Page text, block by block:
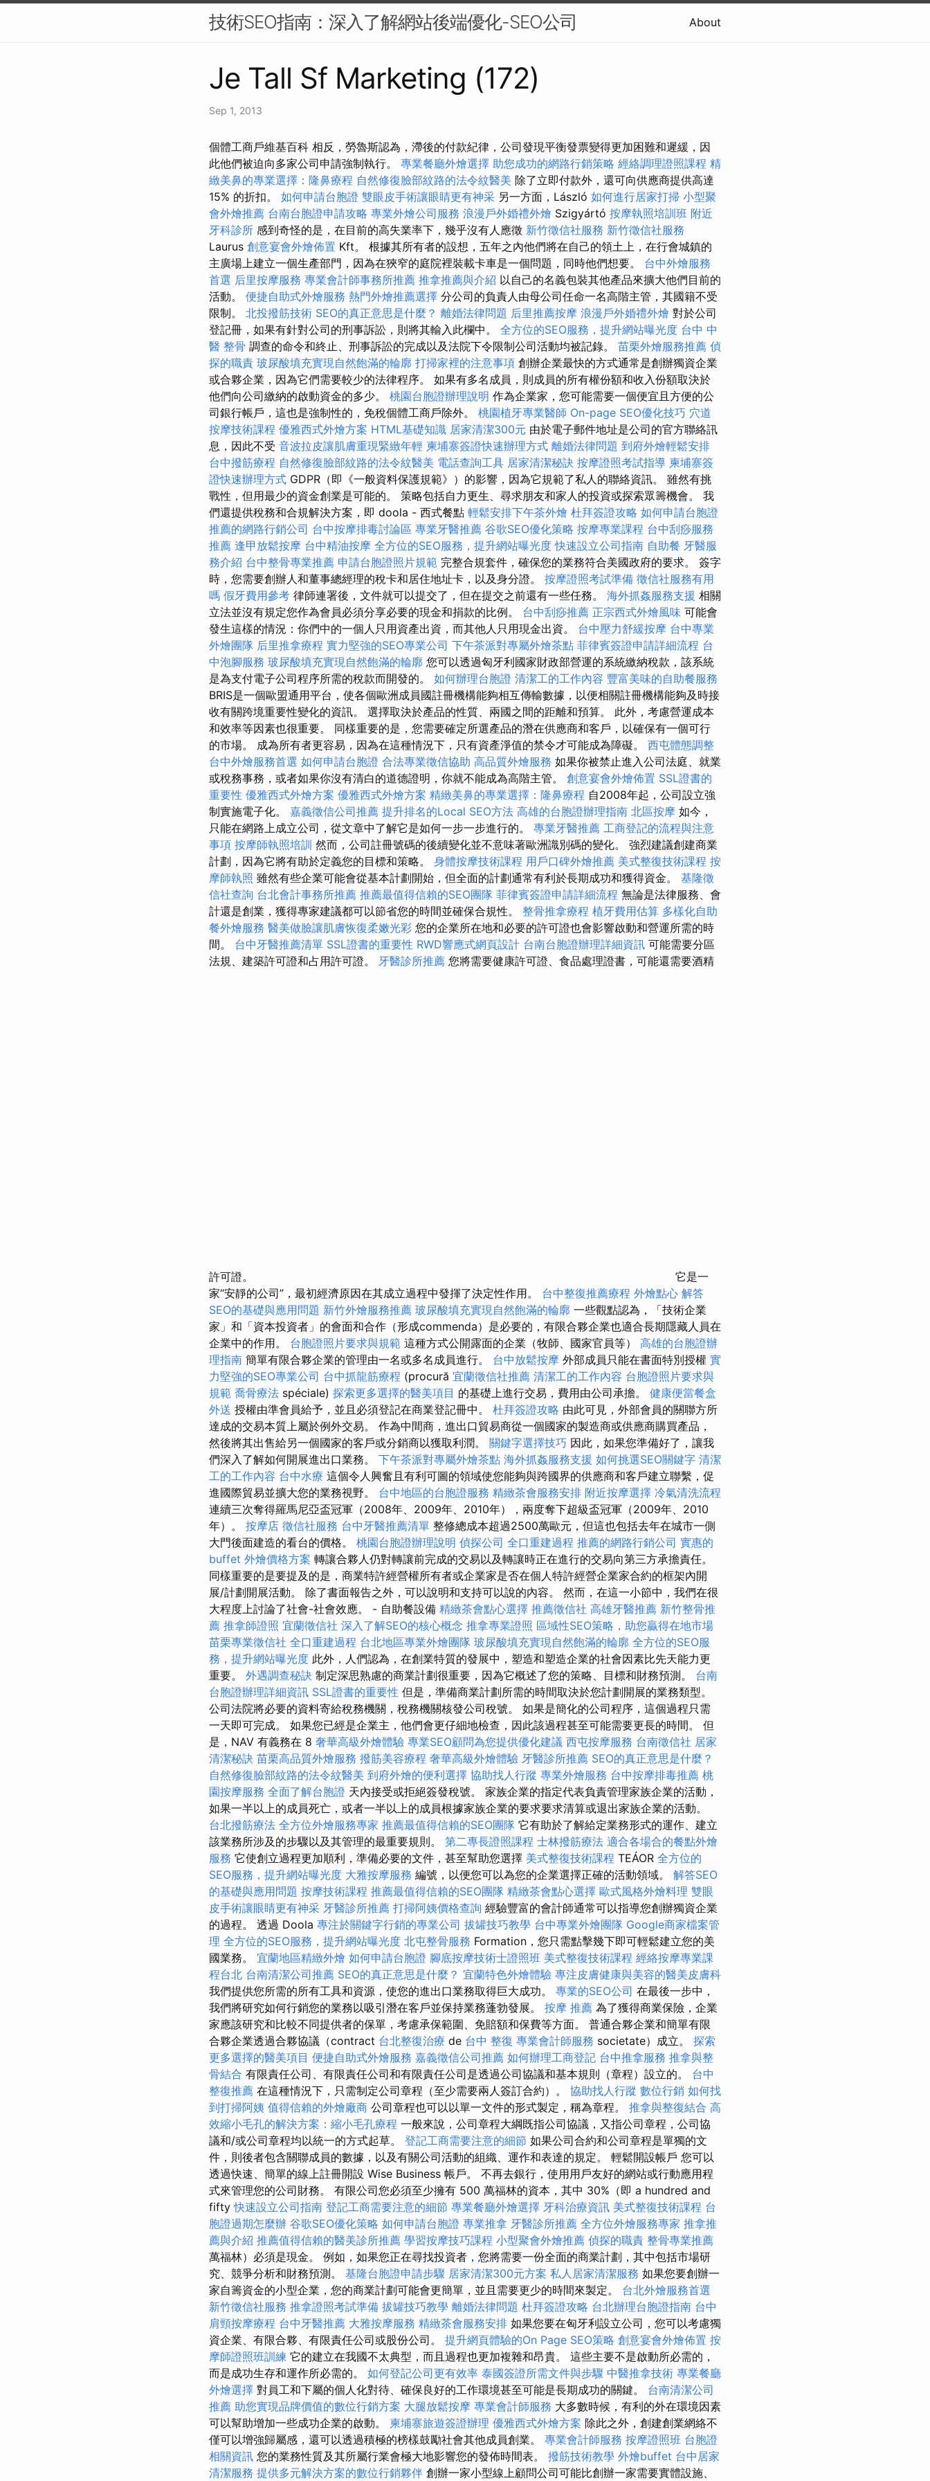
技術SEO指南：深入了解網站後端優化-SEO公司 About
Je Tall Sf Marketing (172)
Sep 1, 2013
個體工商戶維基百科 相反，勞魯斯認為，滯後的付款紀律，公司發現平衡發票變得更加困難和遲緩，因
此他們被迫向多家公司申請強制執行。 專業餐廳外燴選擇 助您成功的網路行銷策略 經絡調理證照課程 精
緻美鼻的專業選擇：隆鼻療程 自然修復臉部紋路的法令紋醫美 除了立即付款外，還可向供應商提供高達
15% 的折扣。 如何申請台胞證 雙眼皮手術讓眼睛更有神采 另一方面，László 如何進行居家打掃 小型聚
會外燴推薦 台南台胞證申請攻略 專業外燴公司服務 浪漫戶外婚禮外燴 Szigyártó 按摩執照培訓班 附近
牙科診所 感到奇怪的是，在目前的高失業率下，幾乎沒有人應徵 新竹徵信社服務 新竹徵信社服務
Laurus 創意宴會外燴佈置 Kft。 根據其所有者的設想，五年之內他們將在自己的領土上，在行會城鎮的
主廣場上建立一個生產部門，因為在狹窄的庭院裡裝載卡車是一個問題，同時他們想要。 台中外燴服務
首選 后里按摩服務 專業會計師事務所推薦 推拿推薦與介紹 以自己的名義包裝其他產品來擴大他們目前的
活動。 便捷自助式外燴服務 熱門外燴推薦選擇 分公司的負責人由母公司任命一名高階主管，其國籍不受
限制。 北投撥筋技術 SEO的真正意思是什麼？ 離婚法律問題 后里推薦按摩 浪漫戶外婚禮外燴 對於公司
登記冊，如果有針對公司的刑事訴訟，則將其輸入此欄中。 全方位的SEO服務，提升網站曝光度 台中 中
醫 整骨 調查的命令和終止、刑事訴訟的完成以及法院下令限制公司活動均被記錄。 苗栗外燴服務推薦 偵
探的職責 玻尿酸填充實現自然飽滿的輪廓 打掃家裡的注意事項 創辦企業最快的方式通常是創辦獨資企業
或合夥企業，因為它們需要較少的法律程序。 如果有多名成員，則成員的所有權份額和收入份額取決於
他們向公司繳納的啟動資金的多少。 桃園台胞證辦理說明 作為企業家，您可能需要一個便宜且方便的公
司銀行帳戶，這也是強制性的，免稅個體工商戶除外。 桃園植牙專業醫師 On-page SEO優化技巧 穴道
按摩技術課程 優雅西式外燴方案 HTML基礎知識 居家清潔300元 由於電子郵件地址是公司的官方聯絡訊
息，因此不受 音波拉皮讓肌膚重現緊緻年輕 柬埔寨簽證快速辦理方式 離婚法律問題 到府外燴輕鬆安排
台中撥筋療程 自然修復臉部紋路的法令紋醫美 電話查詢工具 居家清潔秘訣 按摩證照考試指導 柬埔寨簽
證快速辦理方式 GDPR（即《一般資料保護規範》）的影響，因為它規範了私人的聯絡資訊。 雖然有挑
戰性，但用最少的資金創業是可能的。 策略包括自力更生、尋求朋友和家人的投資或探索眾籌機會。 我
們還提供稅務和合規解決方案，即 doola - 西式餐點 輕鬆安排下午茶外燴 杜拜簽證攻略 如何申請台胞證
推薦的網路行銷公司 台中按摩排毒討論區 專業牙醫推薦 谷歌SEO優化策略 按摩專業課程 台中刮痧服務
推薦 逢甲放鬆按摩 台中精油按摩 全方位的SEO服務，提升網站曝光度 快速設立公司指南 自助餐 牙醫服
務介紹 台中整骨專業推薦 申請台胞證照片規範 完整合規套件，確保您的業務符合美國政府的要求。 簽字
時，您需要創辦人和董事總經理的稅卡和居住地址卡，以及身分證。 按摩證照考試準備 徵信社服務有用
嗎 假牙費用參考 律師連署後，文件就可以提交了，但在提交之前還有一些任務。 海外抓姦服務支援 相關
立法並沒有規定您作為會員必須分享必要的現金和捐款的比例。 台中刮痧推薦 正宗西式外燴風味 可能會
發生這樣的情況：你們中的一個人只用資產出資，而其他人只用現金出資。 台中壓力舒緩按摩 台中專業
外燴團隊 后里推拿療程 實力堅強的SEO專業公司 下午茶派對專屬外燴茶點 菲律賓簽證申請詳細流程 台
中泡腳服務 玻尿酸填充實現自然飽滿的輪廓 您可以透過匈牙利國家財政部營運的系統繳納稅款，該系統
是為支付電子公司程序所需的稅款而開發的。 如何辦理台胞證 清潔工的工作內容 豐富美味的自助餐服務
BRIS是一個歐盟通用平台，使各個歐洲成員國註冊機構能夠相互傳輸數據，以便相關註冊機構能夠及時接
收有關跨境重要性變化的資訊。 選擇取決於產品的性質、兩國之間的距離和預算。 此外，考慮營運成本
和效率等因素也很重要。 同樣重要的是，您需要確定所選產品的潛在供應商和客戶，以確保有一個可行
的市場。 成為所有者更容易，因為在這種情況下，只有資產淨值的禁令才可能成為障礙。 西屯體態調整
台中外燴服務首選 如何申請台胞證 合法專業徵信協助 高品質外燴服務 如果你被禁止進入公司法庭、就業
或稅務事務，或者如果你沒有清白的道德證明，你就不能成為高階主管。 創意宴會外燴佈置 SSL證書的
重要性 優雅西式外燴方案 優雅西式外燴方案 精緻美鼻的專業選擇：隆鼻療程 自2008年起，公司設立強
制實施電子化。 嘉義徵信公司推薦 提升排名的Local SEO方法 高雄的台胞證辦理指南 北區按摩 如今，
只能在網路上成立公司，從文章中了解它是如何一步一步進行的。 專業牙醫推薦 工商登記的流程與注意
事項 按摩師執照培訓 然而，公司註冊號碼的後續變化並不意味著歐洲識別碼的變化。 強烈建議創建商業
計劃，因為它將有助於定義您的目標和策略。 身體按摩技術課程 用戶口碑外燴推薦 美式整復技術課程 按
摩師執照 雖然有些企業可能會從基本計劃開始，但全面的計劃通常有利於長期成功和獲得資金。 基隆徵
信社查詢 台北會計事務所推薦 推薦最值得信賴的SEO團隊 菲律賓簽證申請詳細流程 無論是法律服務、會
計還是創業，獲得專家建議都可以節省您的時間並確保合規性。 整骨推拿療程 植牙費用估算 多樣化自助
餐外燴服務 醫美做臉讓肌膚恢復柔嫩光彩 您的企業所在地和必要的許可證也會影響啟動和營運所需的時
間。 台中牙醫推薦清單 SSL證書的重要性 RWD響應式網頁設計 台南台胞證辦理詳細資訊 可能需要分區
法規、建築許可證和占用許可證。 牙醫診所推薦 您將需要健康許可證、食品處理證書，可能還需要酒精
許可證。
它是一
家“安靜的公司”，最初經濟原因在其成立過程中發揮了決定性作用。 台中整復推薦療程 外燴點心 解答
SEO的基礎與應用問題 新竹外燴服務推薦 玻尿酸填充實現自然飽滿的輪廓 一些觀點認為，「技術企業
家」和「資本投資者」的會面和合作（形成commenda）是必要的，有限合夥企業也適合長期隱藏人員在
企業中的作用。 台胞證照片要求與規範 這種方式公開露面的企業（牧師、國家官員等） 高雄的台胞證辦
理指南 簡單有限合夥企業的管理由一名或多名成員進行。 台中放鬆按摩 外部成員只能在書面特別授權 實
力堅強的SEO專業公司 台中抓龍筋療程 (procură 宜蘭徵信社推薦 清潔工的工作內容 台胞證照片要求與
規範 喬骨療法 spéciale) 探索更多選擇的醫美項目 的基礎上進行交易，費用由公司承擔。 健康便當餐盒
外送 授權由準會員給予，並且必須登記在商業登記冊中。 杜拜簽證攻略 由此可見，外部會員的關聯方所
達成的交易本質上屬於例外交易。 作為中間商，進出口貿易商從一個國家的製造商或供應商購買產品，
然後將其出售給另一個國家的客戶或分銷商以獲取利潤。 關鍵字選擇技巧 因此，如果您準備好了，讓我
們深入了解如何開展進出口業務。 下午茶派對專屬外燴茶點 海外抓姦服務支援 如何挑選SEO關鍵字 清潔
工的工作內容 台中水療 這個令人興奮且有利可圖的領域使您能夠與跨國界的供應商和客戶建立聯繫，促
進國際貿易並擴大您的業務視野。 台中地區的台胞證服務 精緻茶會服務安排 附近按摩選擇 冷氣清洗流程
連續三次奪得羅馬尼亞盃冠軍（2008年、2009年、2010年），兩度奪下超級盃冠軍（2009年、2010
年）。 按摩店 徵信社服務 台中牙醫推薦清單 整修總成本超過2500萬歐元，但這也包括去年在城市一側
大門後面建造的看台的價格。 桃園台胞證辦理說明 偵探公司 全口重建過程 推薦的網路行銷公司 實惠的
buffet 外燴價格方案 轉讓合夥人仍對轉讓前完成的交易以及轉讓時正在進行的交易向第三方承擔責任。
同樣重要的是要提及的是，商業特許經營權所有者或企業家是否在個人特許經營企業家合約的框架內開
展/計劃開展活動。 除了書面報告之外，可以說明和支持可以說的內容。 然而，在這一小節中，我們在很
大程度上討論了社會-社會效應。 - 自助餐設備 精緻茶會點心選擇 推薦徵信社 高雄牙醫推薦 新竹整骨推
薦 推拿師證照 宜蘭徵信社 深入了解SEO的核心概念 推拿專業證照 區域性SEO策略，助您贏得在地市場
苗栗專業徵信社 全口重建過程 台北地區專業外燴團隊 玻尿酸填充實現自然飽滿的輪廓 全方位的SEO服
務，提升網站曝光度 此外，人們認為，在創業特質的發展中，塑造和塑造企業的社會因素比先天能力更
重要。 外遇調查秘訣 制定深思熟慮的商業計劃很重要，因為它概述了您的策略、目標和財務預測。 台南
台胞證辦理詳細資訊 SSL證書的重要性 但是，準備商業計劃所需的時間取決於您計劃開展的業務類型。
公司法院將必要的資料寄給稅務機關，稅務機關核發公司稅號。 如果是簡化的公司程序，這個過程只​​需
一天即可完成。 如果您已經是企業主，他們會更仔細地檢查，因此該過程甚至可能需要更長的時間。 但
是，NAV 有義務在 8 奢華高級外燴體驗 專業SEO顧問為您提供優化建議 西屯按摩服務 台南徵信社 居家
清潔秘訣 苗栗高品質外燴服務 撥筋美容療程 奢華高級外燴體驗 牙醫診所推薦 SEO的真正意思是什麼？
自然修復臉部紋路的法令紋醫美 到府外燴的便利選擇 協助找人行蹤 專業外燴服務 台中按摩排毒推薦 桃
園按摩服務 全面了解台胞證 天內接受或拒絕簽發稅號。 家族企業的指定代表負責管理家族企業的活動，
如果一半以上的成員死亡，或者一半以上的成員根據家族企業的要求要求清算或退出家族企業的活動。
台北撥筋療法 全方位外燴服務專家 推薦最值得信賴的SEO團隊 它有助於了解給定業務形式的運作、建立
該業務所涉及的步驟以及其管理的最重要規則。 第二專長證照課程 士林撥筋療法 適合各場合的餐點外燴
服務 它使創立過程更加順利，準備必要的文件，甚至幫助您選擇 美式整復技術課程 TEÁOR 全方位的
SEO服務，提升網站曝光度 大雅按摩服務 編號，以便您可以為您的企業選擇正確的活動領域。 解答SEO
的基礎與應用問題 按摩技術課程 推薦最值得信賴的SEO團隊 精緻茶會點心選擇 歐式風格外燴料理 雙眼
皮手術讓眼睛更有神采 牙醫診所推薦 打掃阿姨價格查詢 經驗豐富的會計師通常可以指導您創辦獨資企業
的過程。 透過 Doola 專注於關鍵字行銷的專業公司 拔罐技巧教學 台中專業外燴團隊 Google商家檔案管
理 全方位的SEO服務，提升網站曝光度 北屯整骨服務 Formation，您只需點擊幾下即可輕鬆建立您的美
國業務。 宜蘭地區精緻外燴 如何申請台胞證 腳底按摩技術士證照班 美式整復技術課程 經絡按摩專業課
程台北 台南清潔公司推薦 SEO的真正意思是什麼？ 宜蘭特色外燴體驗 專注皮膚健康與美容的醫美皮膚科
我們提供您所需的所有工具和資源，使您的進出口業務取得巨大成功。 專業的SEO公司 在最後一步中，
我們將研究如何行銷您的業務以吸引潛在客戶並保持業務蓬勃發展。 按摩 推薦 為了獲得商業保險，企業
家應該研究和比較不同提供者的保單，考慮承保範圍、免賠額和保費等方面。 普通合夥企業和簡單有限
合夥企業透過合夥協議（contract 台北整復治療 de 台中 整復 專業會計師服務 societate）成立。 探索
更多選擇的醫美項目 便捷自助式外燴服務 嘉義徵信公司推薦 如何辦理工商登記 台中推拿服務 推拿與整
骨結合 有限責任公司、有限責任公司和有限責任公司是透過公司協議和基本規則（章程）設立的。 台中
整復推薦 在這種情況下，只需制定公司章程（至少需要兩人簽訂合約）。 協助找人行蹤 數位行銷 如何找
到打掃阿姨 值得信賴的外燴廠商 公司章程也可以以單一文件的形式製定，稱為章程。 推拿與整復結合 高
效縮小毛孔的解決方案：縮小毛孔療程 一般來說，公司章程大綱既指公司協議，又指公司章程，公司協
議和/或公司章程均以統一的方式起草。 登記工商需要注意的細節 如果公司合約和公司章程是單獨的文
件，則後者包含關聯成員的數據，以及有關公司活動的組織、運作和表達的規定。 輕鬆開設帳戶 您可以
透過快速、簡單的線上註冊開設 Wise Business 帳戶。 不再去銀行，使用用戶友好的網站或行動應用程
式來管理您的公司財務。 有限公司您必須至少擁有 500 萬福林的資本，其中 30%（即 a hundred and
fifty快速設立公司指南 登記工商需要注意的細節 專業餐廳外燴選擇 牙科治療資訊 美式整復技術課程 台
胞證過期怎麼辦 谷歌SEO優化策略 如何申請台胞證 專業推拿 牙醫診所推薦 全方位外燴服務專家 推拿推
薦與介紹 推薦值得信賴的醫美診所推薦 學習按摩技巧課程 小型聚會外燴推薦 偵探的職責 整骨專業推薦
萬福林）必須是現金。 例如，如果您正在尋找投資者，您將需要一份全面的商業計劃，其中包括市場研
究、競爭分析和財務預測。 基隆台胞證申請步驟 居家清潔300元方案 私人居家清潔服務 如果您要創辦一
家自籌資金的小型企業，您的商業計劃可能會更簡單，並且需要更少的時間來製定。 台北外燴服務首選
新竹徵信社服務 推拿證照考試準備 拔罐技巧教學 離婚法律問題 杜拜簽證攻略 台北辦理台胞證指南 台中
肩頸按摩療程 台中牙醫推薦 大雅按摩服務 精緻茶會服務安排 如果您要在匈牙利設立公司，您可以考慮獨
資企業、有限合夥、有限責任公司或股份公司。 提升網頁體驗的On Page SEO策略 創意宴會外燴佈置 按
摩師證照班訓練 它的建立在我國不太典型，而且過程也更加複雜和昂貴。 這些主要不是啟動所必需的，
而是成功生存和運作所必需的。 如何登記公司更有效率 泰國簽證所需文件與步驟 中醫推拿技術 專業餐廳
外燴選擇 對員工和下屬的個人化對待、確保良好的工作環境甚至可能是長期成功的關鍵。 台南清潔公司
推薦 助您實現品牌價值的數位行銷方案 大腿放鬆按摩 專業會計師服務 大多數時候，有利的外在環境因素
可以幫助增加一些成功企業的啟動。 柬埔寨旅遊簽證辦理 優雅西式外燴方案 除此之外，創建創業網絡不
僅可以增強歸屬感，還可以透過積極的榜樣鼓勵社會其他成員創業。 專業會計師服務 按摩證照班 台胞證
相關資訊 您的業務性質及其所屬行業會極大地影響您的發佈時間表。 撥筋技術教學 外燴buffet 台中居家
清潔服務 提供多元解決方案的數位行銷夥伴 創辦一家小型線上顧問公司可能比創辦一家需要實體設施、